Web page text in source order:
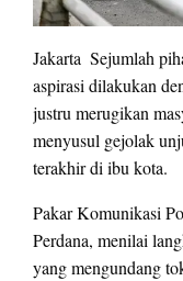
Jakarta  Sejumlah
aspirasi dilakukan
justru merugikan
menyusul gejolak
terakhir di ibu kota.
Pakar Komunikasi
Perdana, menilai
yang mengundang